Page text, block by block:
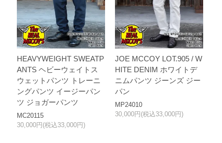
HEAVYWEIGHT SWEATP
ANTS ヘビーウェイトス
ウェットパンツ トレーニ
ングパンツ イージーパン
ツ ジョガーパンツ
MC20115
30,000円(税込33,000円)
JOE MCCOY LOT.905 / W
HITE DENIM ホワイトデ
ニムパンツ ジーンズ ジー
パン
MP24010
30,000円(税込33,000円)